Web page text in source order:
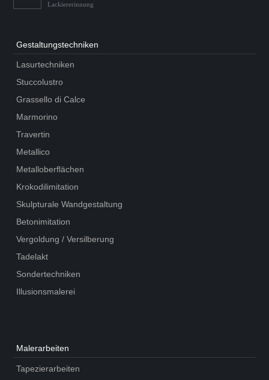
Lackiererinnung
Gestaltungs­techniken
Lasurtechniken
Stuccolustro
Grassello di Calce
Marmorino
Travertin
Metallico
Metalloberflächen
Krokodilimitation
Skulpturale Wandgestaltung
Betonimitation
Vergoldung / Versilberung
Tadelakt
Sondertechniken
Illusionsmalerei
Maler­arbeiten
Tapezierarbeiten